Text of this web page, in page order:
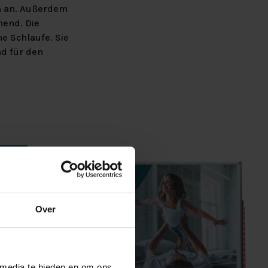
Over
Außerdem
Die
Schlaufe. Sie
für den